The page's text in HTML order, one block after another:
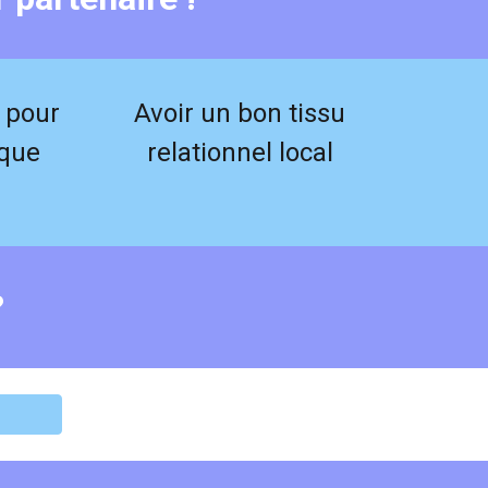
Avoir un bon tissu
relationnel local